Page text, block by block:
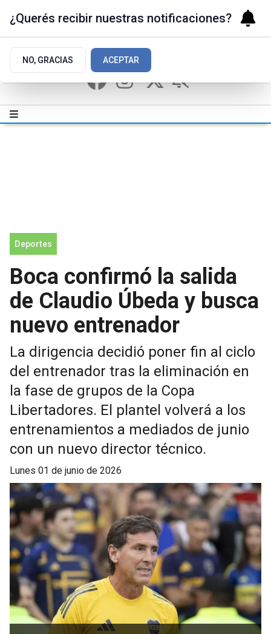
Deportes
Boca confirmó la salida
de Claudio Úbeda y busca
nuevo entrenador
La dirigencia decidió poner fin al ciclo
del entrenador tras la eliminación en
la fase de grupos de la Copa
Libertadores. El plantel volverá a los
entrenamientos a mediados de junio
con un nuevo director técnico.
lunes 01 de junio de 2026
¿Querés recibir nuestras notificaciones?
NO, GRACIAS ACEPTAR